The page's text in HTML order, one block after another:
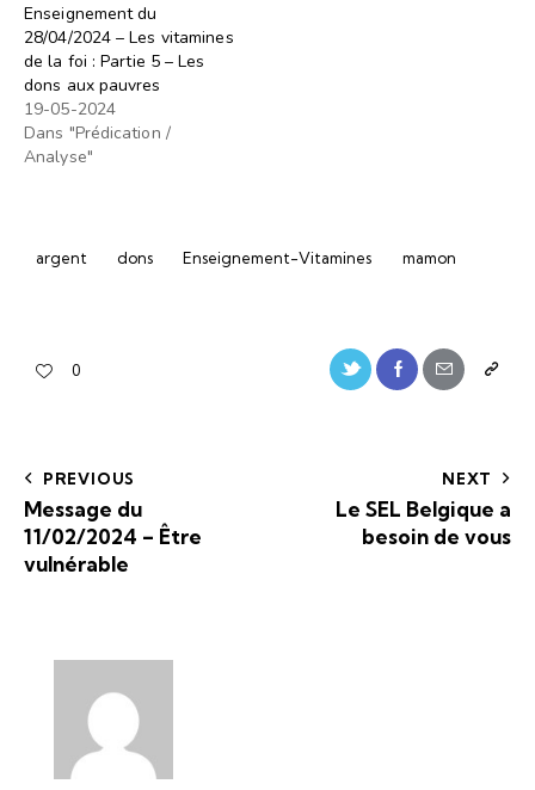
Enseignement du
28/04/2024 – Les vitamines
de la foi : Partie 5 – Les
dons aux pauvres
19-05-2024
Dans "Prédication /
Analyse"
argent dons Enseignement-Vitamines mamon
0
PREVIOUS
Message du
11/02/2024 – Être
vulnérable
NEXT
Le SEL Belgique a
besoin de vous